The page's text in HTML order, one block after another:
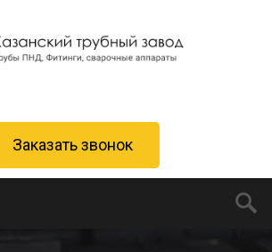
Заказать звонок